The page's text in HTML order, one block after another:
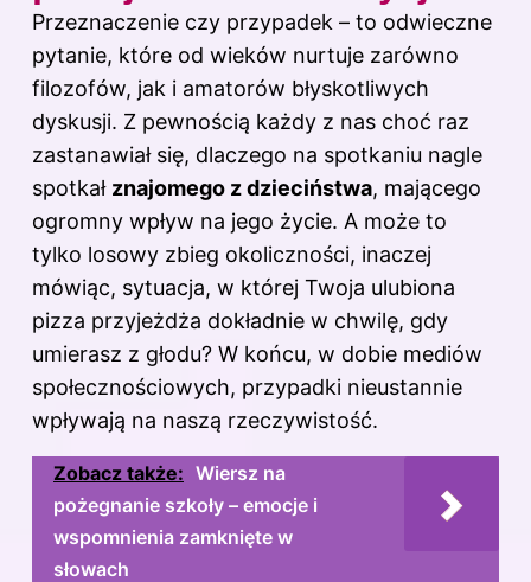
Przeznaczenie czy przypadek – to odwieczne
pytanie, które od wieków nurtuje zarówno
filozofów, jak i amatorów błyskotliwych
dyskusji. Z pewnością każdy z nas choć raz
zastanawiał się, dlaczego na spotkaniu nagle
spotkał znajomego z dzieciństwa, mającego
ogromny wpływ na jego życie. A może to
tylko losowy zbieg okoliczności, inaczej
mówiąc, sytuacja, w której Twoja ulubiona
pizza przyjeżdża dokładnie w chwilę, gdy
umierasz z głodu? W końcu, w dobie mediów
społecznościowych, przypadki nieustannie
wpływają na naszą rzeczywistość.
Zobacz także: Wiersz na
pożegnanie szkoły – emocje i
wspomnienia zamknięte w
słowach